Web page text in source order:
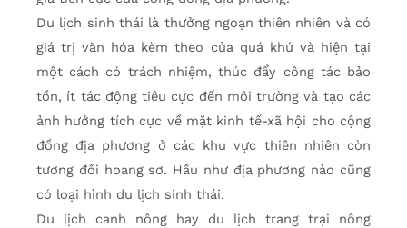
Du lịch sinh thái là thưởng ngoạn thiên nhiên và có
giá trị văn hóa kèm theo của quá khứ và hiện tại
một cách có trách nhiệm, thúc đẩy công tác bảo
tồn, ít tác động tiêu cực đến môi trường và tạo các
ảnh hưởng tích cực về mặt kinh tế-xã hội cho cộng
đồng địa phương ở các khu vực thiên nhiên còn
tương đối hoang sơ. Hầu như địa phương nào cũng
có loại hình du lịch sinh thái.
Du lịch canh nông hay du lịch trang trại nông